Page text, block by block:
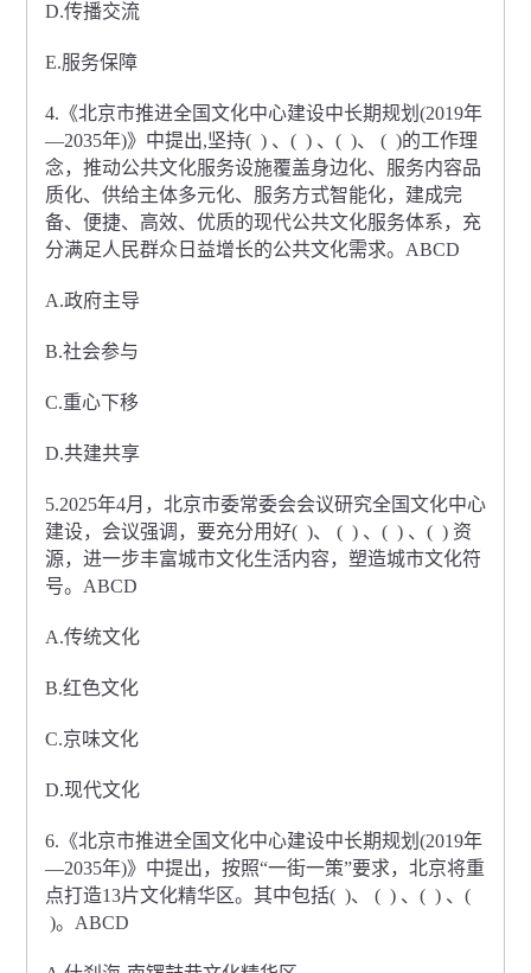
D.传播交流
E.服务保障
4.《北京市推进全国文化中心建设中长期规划(2019年
—2035年)》中提出,坚持( ) 、( ) 、( )、 ( )的工作理
念，推动公共文化服务设施覆盖身边化、服务内容品
质化、供给主体多元化、服务方式智能化，建成完
备、便捷、高效、优质的现代公共文化服务体系，充
分满足人民群众日益增长的公共文化需求。ABCD
A.政府主导
B.社会参与
C.重心下移
D.共建共享
5.2025年4月，北京市委常委会会议研究全国文化中心
建设，会议强调，要充分用好( )、 ( ) 、( ) 、( ) 资
源，进一步丰富城市文化生活内容，塑造城市文化符
号。ABCD
A.传统文化
B.红色文化
C.京味文化
D.现代文化
6.《北京市推进全国文化中心建设中长期规划(2019年
—2035年)》中提出，按照“一街一策”要求，北京将重
点打造13片文化精华区。其中包括( )、 ( ) 、( ) 、(
)。ABCD